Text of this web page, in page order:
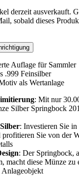
derzeit ausverkauft.
sobald dieses
Auflage für Sammler
.999 Feinsilber
als Wertanlage
: Mit nur
Silber Springbock
: Investieren Sie
profitieren Sie von der
: Der Springbock,
macht diese Münze zu
Anlageobjekt